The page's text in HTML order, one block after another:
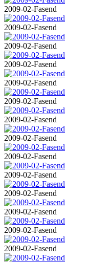
2009-02-Fasend
2009-02-Fasend
2009-02-Fasend
2009-02-Fasend
2009-02-Fasend
2009-02-Fasend
2009-02-Fasend
2009-02-Fasend
2009-02-Fasend
2009-02-Fasend
2009-02-Fasend
2009-02-Fasend
2009-02-Fasend
2009-02-Fasend